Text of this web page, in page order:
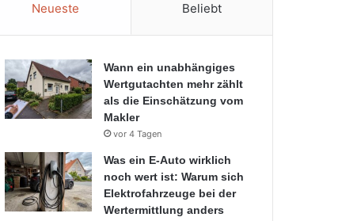
Neueste Beliebt
Wann ein unabhängiges
Wertgutachten mehr zählt
als die Einschätzung vom
Makler
vor 4 Tagen
Was ein E-Auto wirklich
noch wert ist: Warum sich
Elektrofahrzeuge bei der
Wertermittlung anders